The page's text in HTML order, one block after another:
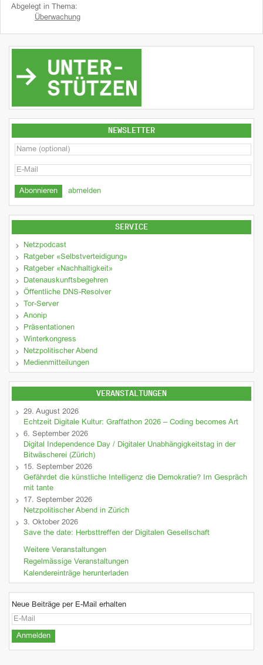
Abgelegt in Thema:
Überwachung
NEWSLETTER
abmelden
SERVICE
Netzpodcast
Ratgeber «Selbstverteidigung»
Ratgeber «Nachhaltigkeit»
Datenauskunftsbegehren
Öffentliche DNS-Resolver
Tor-Server
Anonip
Präsentationen
Winterkongress
Netzpolitischer Abend
Medienmitteilungen
VERANSTALTUNGEN
29. August 2026
Echtzeit Digitale Kultur: Graffathon 2026 – Coding becomes Art
6. September 2026
Digital Independence Day / Digitaler Unabhängigkeitstag in der
Bitwäscherei (Zürich)
15. September 2026
Gefährdet die künstliche Intelligenz die Demokratie? Im Gespräch
mit tante
17. September 2026
Netzpolitischer Abend in Zürich
3. Oktober 2026
Save the date: Herbsttreffen der Digitalen Gesellschaft
Weitere Veranstaltungen
Regelmässige Veranstaltungen
Kalendereinträge herunterladen
Neue Beiträge per E-Mail erhalten